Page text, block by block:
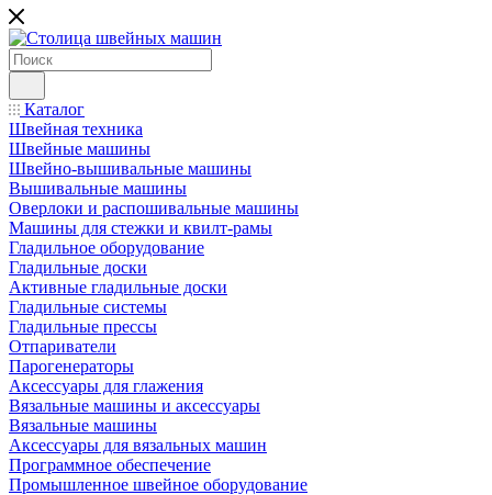
Каталог
Швейная техника
Швейные машины
Швейно-вышивальные машины
Вышивальные машины
Оверлоки и распошивальные машины
Машины для стежки и квилт-рамы
Гладильное оборудование
Гладильные доски
Активные гладильные доски
Гладильные системы
Гладильные прессы
Отпариватели
Парогенераторы
Аксессуары для глажения
Вязальные машины и аксессуары
Вязальные машины
Аксессуары для вязальных машин
Программное обеспечение
Промышленное швейное оборудование